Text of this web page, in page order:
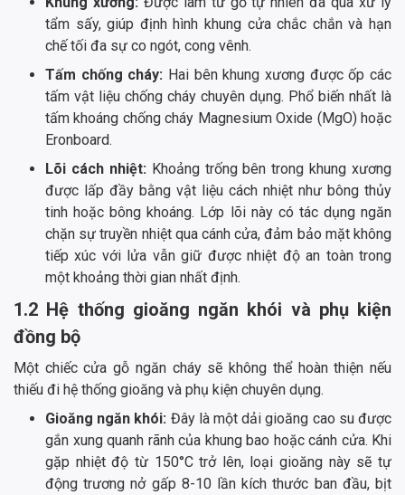
tẩm sấy, giúp định hình khung cửa chắc chắn và hạn
chế tối đa sự co ngót, cong vênh.
Tấm chống cháy: Hai bên khung xương được ốp các
tấm vật liệu chống cháy chuyên dụng. Phổ biến nhất là
tấm khoáng chống cháy Magnesium Oxide (MgO) hoặc
Eronboard.
Lõi cách nhiệt: Khoảng trống bên trong khung xương
được lấp đầy bằng vật liệu cách nhiệt như bông thủy
tinh hoặc bông khoáng. Lớp lõi này có tác dụng ngăn
chặn sự truyền nhiệt qua cánh cửa, đảm bảo mặt không
tiếp xúc với lửa vẫn giữ được nhiệt độ an toàn trong
một khoảng thời gian nhất định.
1.2 Hệ thống gioăng ngăn khói và phụ kiện
đồng bộ
Một chiếc cửa gỗ ngăn cháy sẽ không thể hoàn thiện nếu
thiếu đi hệ thống gioăng và phụ kiện chuyên dụng.
Gioăng ngăn khói: Đây là một dải gioăng cao su được
gắn xung quanh rãnh của khung bao hoặc cánh cửa. Khi
gặp nhiệt độ từ 150°C trở lên, loại gioăng này sẽ tự
động trương nở gấp 8-10 lần kích thước ban đầu, bịt